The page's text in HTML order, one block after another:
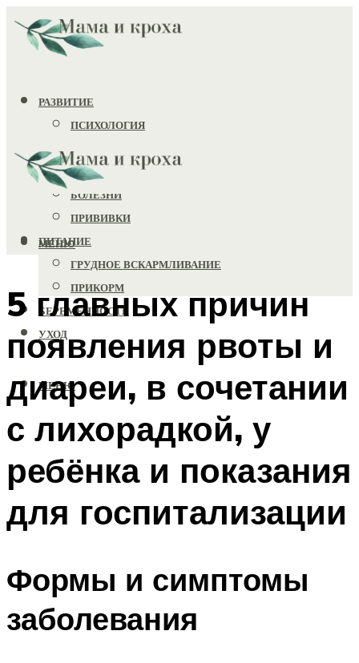
РАЗВИТИЕ
ПСИХОЛОГИЯ
ИГРУШКИ
ЗДОРОВЬЕ
БОЛЕЗНИ
ПРИВИВКИ
ПИТАНИЕ
ГРУДНОЕ ВСКАРМЛИВАНИЕ
ПРИКОРМ
БЕРЕМЕННОСТЬ
УХОД
МЕНЮ
МЕНЮ
5 главных причин
появления рвоты и
диареи, в сочетании
с лихорадкой, у
ребёнка и показания
для госпитализации
Формы и симптомы
заболевания